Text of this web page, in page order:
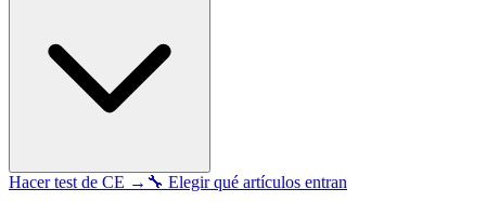
Hacer test de CE → 🔧 Elegir qué artículos entran